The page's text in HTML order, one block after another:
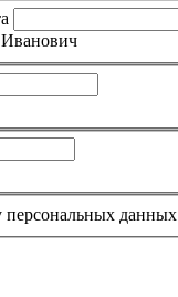
персональных данных